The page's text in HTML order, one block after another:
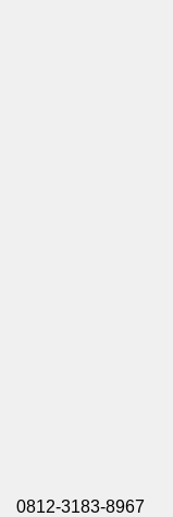
0812-3183-8967